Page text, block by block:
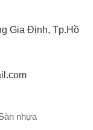
Gia Định, Tp.Hồ
nhựa